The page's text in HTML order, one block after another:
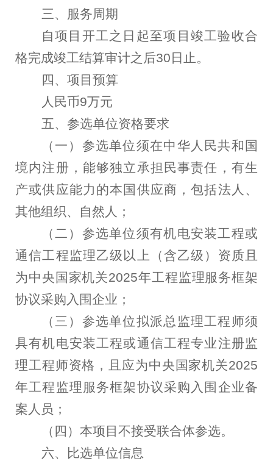
三、 服务周期
自项目开工之日起至项目竣工验收合
格完成竣工结算审计之后30日止。
四、 项目预算
人民币9万元
五、 参选单位资格要求
（一） 参选单位须在中华人民共和国
境内注册，能够独立承担民事责任，有生
产或供应能力的本国供应商，包括法人、
其他组织、自然人；
（二） 参选单位须有机电安装工程或
通信工程监理乙级以上（含乙级）资质且
为中央国家机关2025年工程监理服务框架
协议采购入围企业；
（三） 参选单位拟派总监理工程师须
具有机电安装工程或通信工程专业注册监
理工程师资格，且应为中央国家机关2025
年工程监理服务框架协议采购入围企业备
案人员；
（四） 本项目不接受联合体参选。
六、
比选单位信息